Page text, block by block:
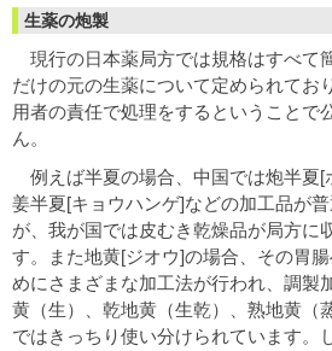
生薬の炮製
現行の日本薬局方では規格はすべて
だけの元の生薬について定められてお
用者の責任で処理をするということで
ん。
例えば半夏の場合、中国では炮半夏[
姜半夏[キョウハンゲ]などの加工品が
が、我が国では皮むき乾燥品が局方に
す。また地黄[ジオウ]の場合、その胃
めにさまざまな加工法が行われ、調製
黄（生）、乾地黄（生乾）、熟地黄（
ではきっちり使い分けられています。